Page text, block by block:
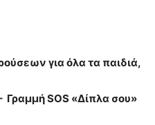
για όλα τα παιδιά,
Γραμμή SOS «Δίπλα σου»